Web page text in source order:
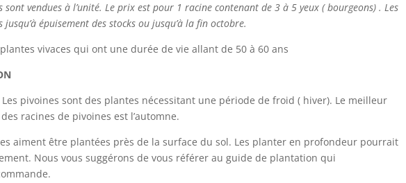
sont vendues à l’unité. Le prix est pour 1 racine contenant de 3 à 5 yeux ( bourgeons) . Les
épuisement des stocks ou jusqu’à la fin octobre.
vivaces qui ont une durée de vie allant de 50 à 60 ans
pivoines sont des plantes nécessitant une période de froid ( hiver). Le meilleur
racines de pivoines est l’automne.
aiment être plantées près de la surface du sol. Les planter en profondeur pourrait
Nous vous suggérons de vous référer au guide de plantation qui